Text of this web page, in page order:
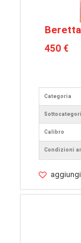
Beretta
450 €
Categoria
Calibro
Condizioni